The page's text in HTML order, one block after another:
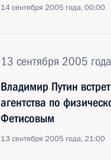
14 сентября 2005 года, 00:00
13 сентября 2005
Владимир Путин
агентства по
Фетисовым
13 сентября 2005 года, 21:00